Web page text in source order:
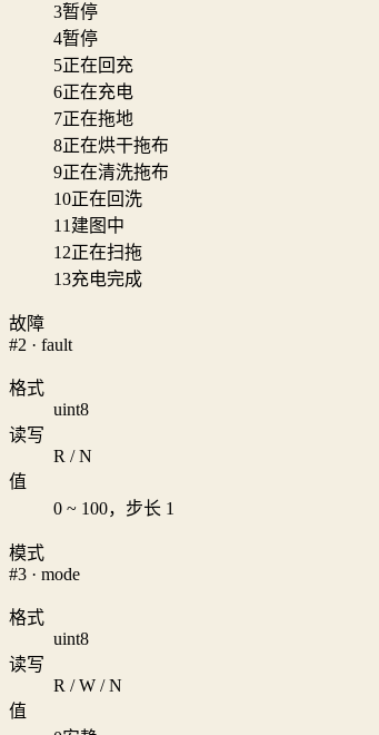
3暂停
4暂停
5正在回充
6正在充电
7正在拖地
8正在烘干拖布
9正在清洗拖布
10正在回洗
11 建图中
12正在扫拖
13充电完成
故障
#2 · fault
格式
uint8
读写
R / N
值
0 ~ 100，步长 1
模式
#3 · mode
格式
uint8
读写
R / W / N
值